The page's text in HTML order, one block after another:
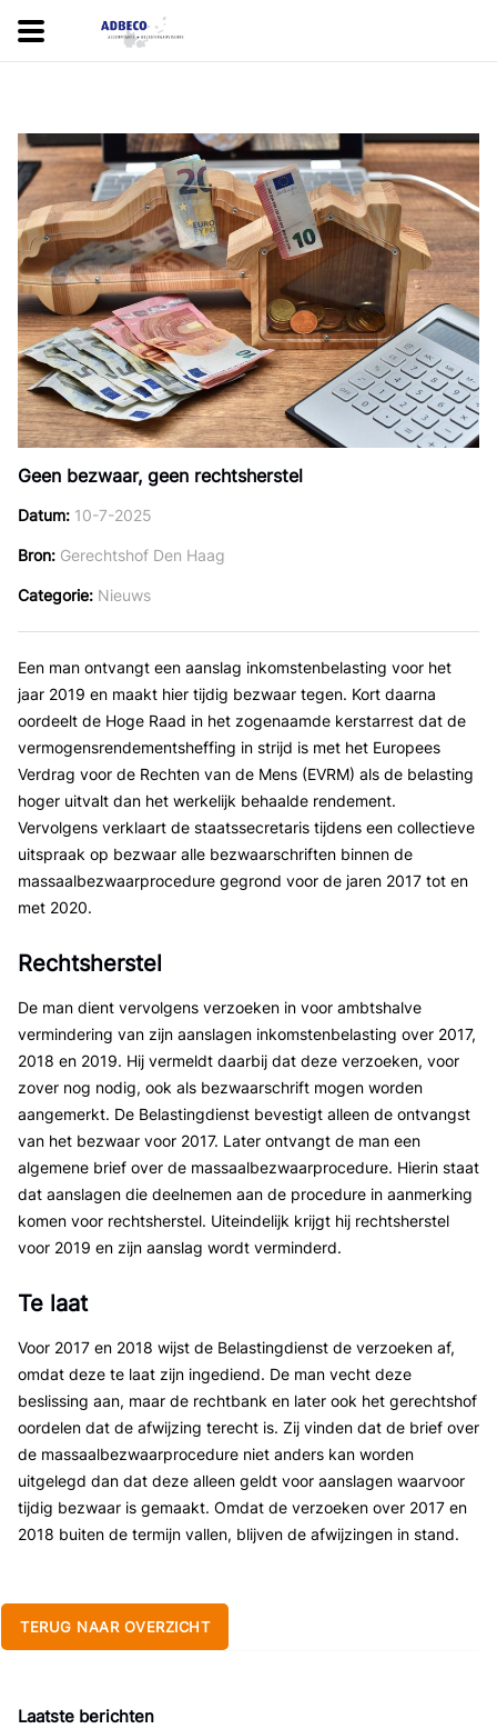
Geen bezwaar, geen rechtsherstel
Datum 10-7-2025
Bron Gerechtshof Den Haag
Categorie Nieuws
Een man ontvangt een aanslag inkomstenbelasting voor het
jaar 2019 en maakt hier tijdig bezwaar tegen. Kort daarna
oordeelt de Hoge Raad in het zogenaamde kerstarrest dat de
vermogensrendementsheffing in strijd is met het Europees
Verdrag voor de Rechten van de Mens (EVRM) als de belasting
hoger uitvalt dan het werkelijk behaalde rendement.
Vervolgens verklaart de staatssecretaris tijdens een collectieve
uitspraak op bezwaar alle bezwaarschriften binnen de
massaalbezwaarprocedure gegrond voor de jaren 2017 tot en
met 2020.
Rechtsherstel
De man dient vervolgens verzoeken in voor ambtshalve
vermindering van zijn aanslagen inkomstenbelasting over 2017,
2018 en 2019. Hij vermeldt daarbij dat deze verzoeken, voor
zover nog nodig, ook als bezwaarschrift mogen worden
aangemerkt. De Belastingdienst bevestigt alleen de ontvangst
van het bezwaar voor 2017. Later ontvangt de man een
algemene brief over de massaalbezwaarprocedure. Hierin staat
dat aanslagen die deelnemen aan de procedure in aanmerking
komen voor rechtsherstel. Uiteindelijk krijgt hij rechtsherstel
voor 2019 en zijn aanslag wordt verminderd.
Te laat
Voor 2017 en 2018 wijst de Belastingdienst de verzoeken af,
omdat deze te laat zijn ingediend. De man vecht deze
beslissing aan, maar de rechtbank en later ook het gerechtshof
oordelen dat de afwijzing terecht is. Zij vinden dat de brief over
de massaalbezwaarprocedure niet anders kan worden
uitgelegd dan dat deze alleen geldt voor aanslagen waarvoor
tijdig bezwaar is gemaakt. Omdat de verzoeken over 2017 en
2018 buiten de termijn vallen, blijven de afwijzingen in stand.
TERUG NAAR OVERZICHT
Laatste berichten